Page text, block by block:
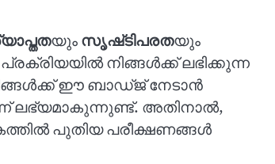
യുംസൃഷ്‌ടിപരതയും
നിങ്ങൾക്ക് ലഭിക്കുന്ന
ഈ ബാഡ്ജ് നേടാൻ
ലഭ്യമാകുന്നുണ്ട്. അതിനാൽ,
പുതിയ പരീക്ഷണങ്ങൾ